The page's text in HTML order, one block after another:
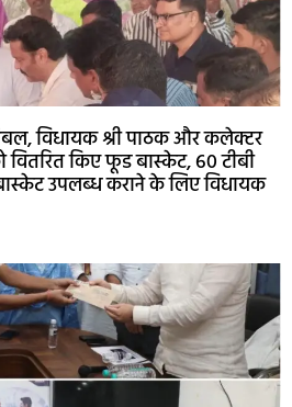
विधायक श्री पाठक और कलेक्टर
वितरित किए फूड बास्केट, 60 टीबी
उपलब्ध कराने के लिए विधायक